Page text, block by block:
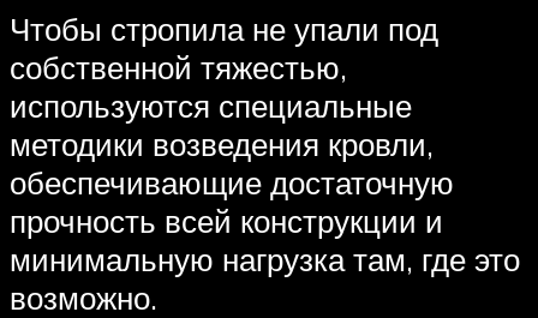
Чтобы стропила не упали под
собственной тяжестью,
используются специальные
методики возведения кровли,
обеспечивающие достаточную
прочность всей конструкции и
минимальную нагрузка там, где это
возможно.